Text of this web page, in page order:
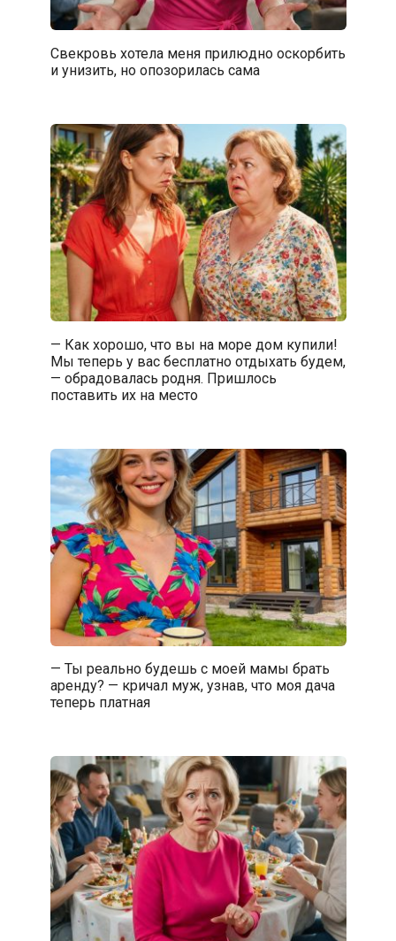
Свекровь хотела меня прилюдно оскорбить
и унизить, но опозорилась сама
— Как хорошо, что вы на море дом купили!
Мы теперь у вас бесплатно отдыхать будем,
— обрадовалась родня. Пришлось
поставить их на место
— Ты реально будешь с моей мамы брать
аренду? — кричал муж, узнав, что моя дача
теперь платная